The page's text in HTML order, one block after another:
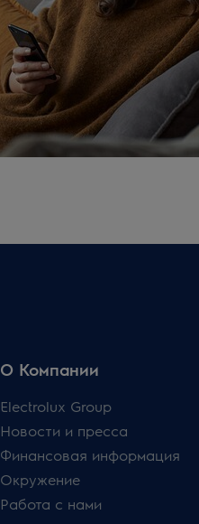
О Компании
Electrolux Group
Новости и пресса
Финансовая информация
Окружение
Работа с нами